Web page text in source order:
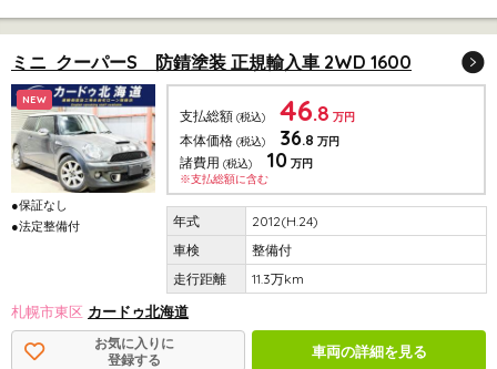
ミニ クーパーS 防錆塗装 正規輸入車 2WD 1600
NEW
●保証なし
●法定整備付
支払総額 (税込) 46.8 万円
本体価格 (税込) 36.8 万円
諸費用 (税込) 10 万円
※支払総額に含む
2012(H.24)
整備付
11.3万km
札幌市東区 カードゥ北海道
お気に入りに
登録する
車両の詳細を見る